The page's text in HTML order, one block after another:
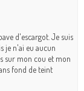
d'escargot. Je suis
je n'ai eu aucun
sur mon cou et mon
fond de teint